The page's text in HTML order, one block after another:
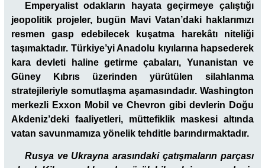
Emperyalist odakların hayata geçirmeye çalıştığı
jeopolitik projeler, bugün Mavi Vatan’daki haklarımızı
resmen gasp edebilecek kuşatma harekâtı niteliği
taşımaktadır. Türkiye’yi Anadolu kıyılarına hapsederek
kara devleti haline getirme çabaları, Yunanistan ve
Güney Kıbrıs üzerinden yürütülen silahlanma
stratejileriyle somutlaşma aşamasındadır. Washington
merkezli Exxon Mobil ve Chevron gibi devlerin Doğu
Akdeniz’deki faaliyetleri, müttefiklik maskesi altında
vatan savunmamıza yönelik tehditle barındırmaktadır.
Rusya ve Ukrayna arasındaki çatışmaların parçası